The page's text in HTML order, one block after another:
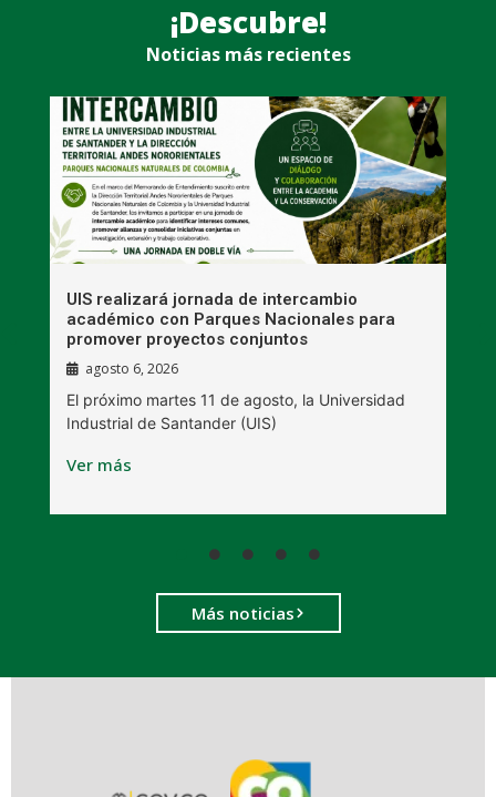
¡Descubre!
Noticias más recientes
UIS realizará jornada de intercambio
académico con Parques Nacionales para
promover proyectos conjuntos
agosto 6, 2026
El próximo martes 11 de agosto, la Universidad
Industrial de Santander (UIS)
Ver más
Más noticias